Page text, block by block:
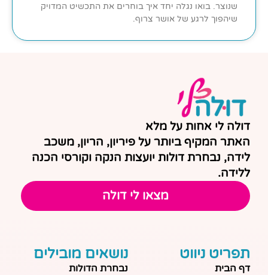
שנוצר. בואו נגלה יחד איך בוחרים את התכשיט המדויק
שיהפוך לרגע של אושר צרוף.
דולה לי אחות על מלא
האתר המקיף ביותר על פיריון, הריון, משכב
לידה, נבחרת דולות יועצות הנקה וקורסי הכנה
ללידה.
מצאו לי דולה
תפריט ניווט
דף הבית
נושאים מובילים
נבחרת הדולות